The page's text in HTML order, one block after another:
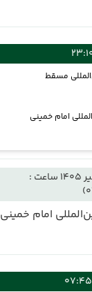
مسقط
امام خمینی
(05 تیر 1405 ساعت :
امام خمینی